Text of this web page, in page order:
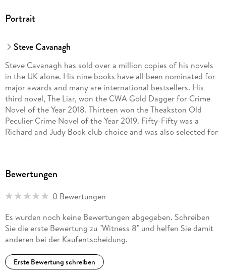
Portrait
Steve Cavanagh
Steve Cavanagh has sold over a million copies of his novels
in the UK alone. His nine books have all been nominated for
major awards and many are international bestsellers. His
third novel, The Liar, won the CWA Gold Dagger for Crime
Novel of the Year 2018. Thirteen won the Theakston Old
Peculier Crime Novel of the Year 2019. Fifty-Fifty was a
Richard and Judy Book club choice and was also selected for
the BBC 'Between the Covers' book club. Twisted, Fifty-Fifty,
Bewertungen
0 Bewertungen
Es wurden noch keine Bewertungen abgegeben. Schreiben
Sie die erste Bewertung zu "Witness 8" und helfen Sie damit
anderen bei der Kaufentscheidung.
Erste Bewertung schreiben